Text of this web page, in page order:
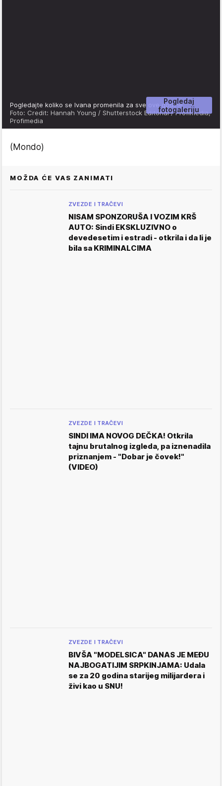
Pogledaj
fotogaleriju
Pogledajte koliko se Ivana promenila za sve ove godine
Foto: Credit: Hannah Young / Shutterstock Editorial / Profimedia,
Profimedia
(Mondo)
MOŽDA ĆE VAS ZANIMATI
ZVEZDE I TRAČEVI
NISAM SPONZORUŠA I VOZIM KRŠ
AUTO: Sindi EKSKLUZIVNO o
devedesetim i estradi - otkrila i da li je
bila sa KRIMINALCIMA
ZVEZDE I TRAČEVI
SINDI IMA NOVOG DEČKA! Otkrila
tajnu brutalnog izgleda, pa iznenadila
priznanjem - "Dobar je čovek!"
(VIDEO)
ZVEZDE I TRAČEVI
BIVŠA "MODELSICA" DANAS JE MEĐU
NAJBOGATIJIM SRPKINJAMA: Udala
se za 20 godina starijeg milijardera i
živi kao u SNU!